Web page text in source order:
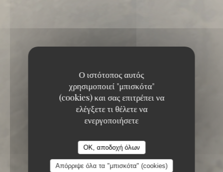
Ο ιστότοπος αυτός
χρησιμοποιεί "μπισκότα"
(cookies) και σας επιτρέπει να
ελέγξετε τι θέλετε να
ενεργοποιήσετε
OK, αποδοχή όλων
Απόρριψε όλα τα "μπισκότα" (cookies)
Maxime Colin
ΓΑΣΤΡΟΝΟΜΙΚΌ ΕΣΤΙΑΤΌΡΙΟ
PASTOORKESWEG, 1 1950 KRAAINEM
Maxime Colin